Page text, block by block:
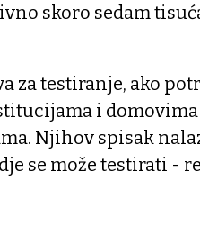
skoro sedam
za testiranje, ako
i
Njihov spisak
se može testirati -